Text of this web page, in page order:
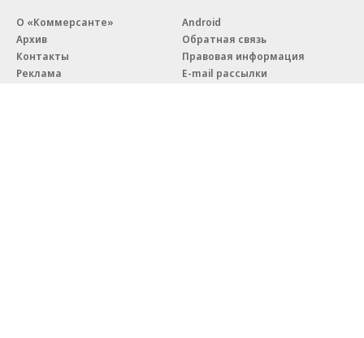
О «Коммерсанте»
Архив
Контакты
Реклама
Android
Обратная связь
Правовая информация
E-mail рассылки